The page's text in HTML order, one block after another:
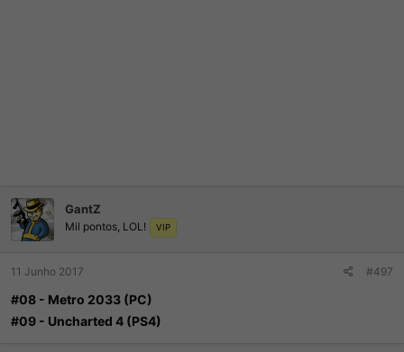
GantZ
Mil pontos, LOL! VIP
11 Junho 2017 #497
#08 - Metro 2033 (PC)
#09 - Uncharted 4 (PS4)